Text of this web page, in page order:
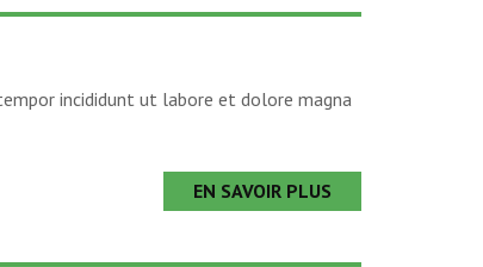
incididunt ut labore et dolore magna
EN SAVOIR PLUS